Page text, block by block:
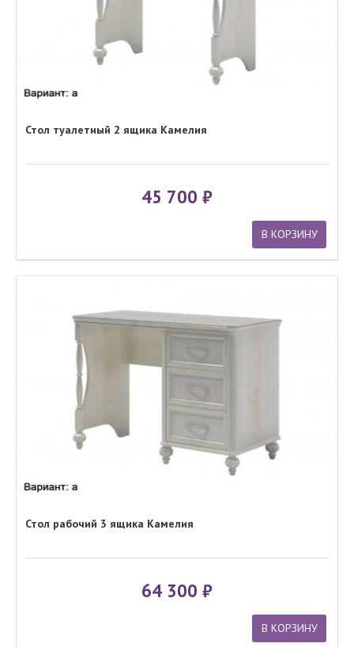
Стол туалетный 2 ящика Камелия
45 700
В КОРЗИНУ
Стол рабочий 3 ящика Камелия
64 300
В КОРЗИНУ